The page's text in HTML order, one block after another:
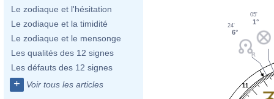
Le zodiaque et l'hésitation
Le zodiaque et la timidité
Le zodiaque et le mensonge
Les qualités des 12 signes
Les défauts des 12 signes
+ Voir tous les articles 11
1°
05'
6°
24'